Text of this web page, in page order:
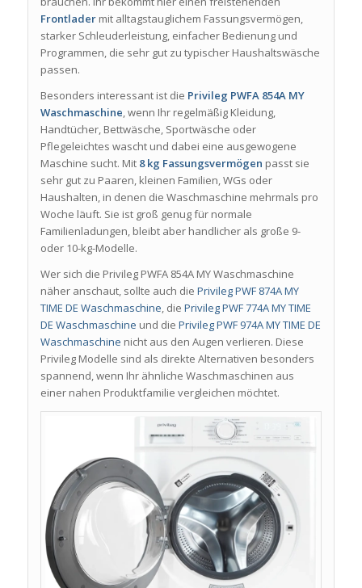
Frontladermit alltagstauglichem Fassungsvermögen,
starker Schleuderleistung, einfacher Bedienung und
Programmen, die sehr gut zu typischer Haushaltswäsche
passen.
Besonders interessant ist die Privileg PWFA 854A MY
Waschmaschine, wenn Ihr regelmäßig Kleidung,
Handtücher, Bettwäsche, Sportwäsche oder
Pflegeleichtes wascht und dabei eine ausgewogene
Maschine sucht. Mit 8 kg Fassungsvermögen passt sie
sehr gut zu Paaren, kleinen Familien, WGs oder
Haushalten, in denen die Waschmaschine mehrmals pro
Woche läuft. Sie ist groß genug für normale
Familienladungen, bleibt aber handlicher als große 9-
oder 10-kg-Modelle.
Wer sich die Privileg PWFA 854A MY Waschmaschine
näher anschaut, sollte auch die Privileg PWF 874A MY
TIME DE Waschmaschine, die Privileg PWF 774A MY TIME
DE Waschmaschine und die Privileg PWF 974A MY TIME DE
Waschmaschine nicht aus den Augen verlieren. Diese
Privileg Modelle sind als direkte Alternativen besonders
spannend, wenn Ihr ähnliche Waschmaschinen aus
einer nahen Produktfamilie vergleichen möchtet.